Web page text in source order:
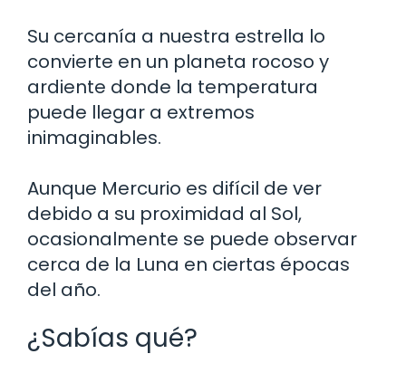
Su cercanía a nuestra estrella lo
convierte en un planeta rocoso y
ardiente donde la temperatura
puede llegar a extremos
inimaginables.
Aunque Mercurio es difícil de ver
debido a su proximidad al Sol,
ocasionalmente se puede observar
cerca de la Luna en ciertas épocas
del año.
¿Sabías qué?